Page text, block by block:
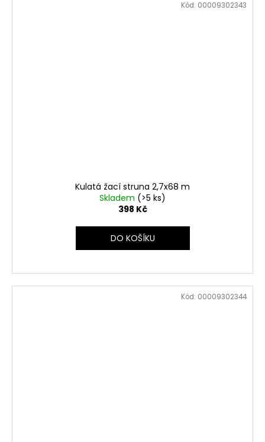
Kulatá žací struna 2,7x68 m
Skladem (>5 ks)
398 Kč
DO KOŠÍKU
Kód: 00009302343
Kód: 00009302344